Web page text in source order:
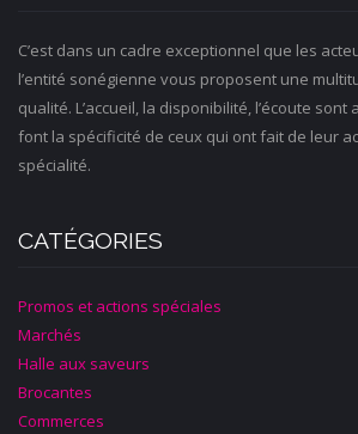
C’est dans un cadre exceptionnel que les
l’entité sonégienne vous proposent une
qualité. L’accueil, la disponibilité, l’écoute sont
font la spécificité de ceux qui ont fait de leur
spécialité.
CATÉGORIES
Promos et actions spéciales
Marchés
Halle aux saveurs
Brocantes
Commerces